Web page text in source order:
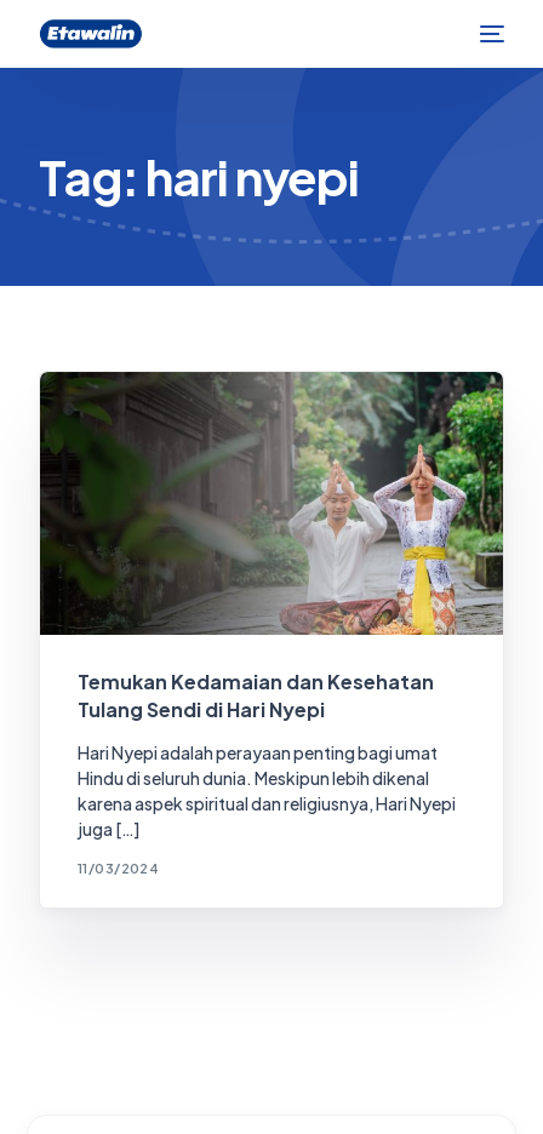
Tag: hari nyepi
Temukan Kedamaian dan Kesehatan
Tulang Sendi di Hari Nyepi
Hari Nyepi adalah perayaan penting bagi umat
Hindu di seluruh dunia. Meskipun lebih dikenal
karena aspek spiritual dan religiusnya, Hari Nyepi
juga […]
11/03/2024